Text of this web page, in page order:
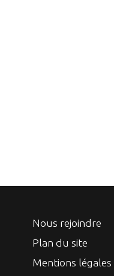
Nous rejoindre
Plan du site
Mentions légales